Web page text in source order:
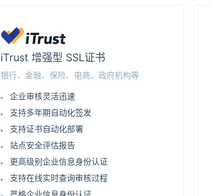
iTrust 增强型 SSL证书
银行、金融、保险、电商、政府机构等
企业审核灵活迅速
支持多年期自动化签发
支持证书自动化部署
站点安全评估报告
更高级别企业信息身份认证
支持在线实时查询审核过程
严格企业信息身份认证